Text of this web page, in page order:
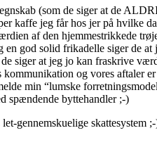
(som de siger at de
kaffe jeg får hos jer på hvilke
af den hjemmestrikkede
en god solid frikadelle siger de
siger at jeg jo kan fraskrive
og vores aftaler
min “lumske
spændende byttehandler ;-)
gennemskuelige skattesystem